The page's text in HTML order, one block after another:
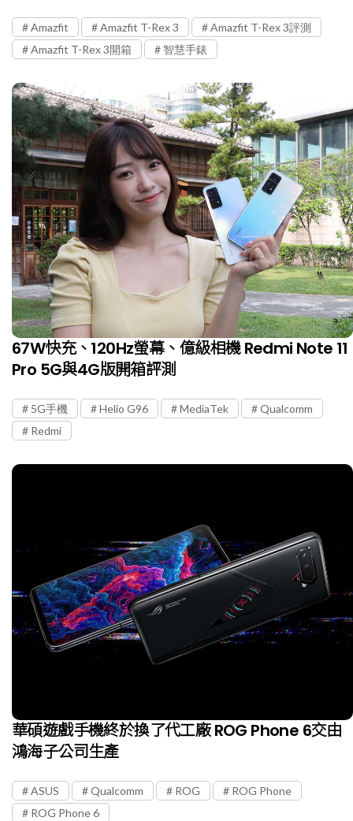
Amazfit Amazfit T-Rex 3
Amazfit T-Rex 3評測
Amazfit T-Rex 3開箱
智慧手錶
67W快充、120Hz螢幕、億級相機 Redmi Note 11
Pro 5G與4G版開箱評測
5G手機 Helio G96 MediaTek
Qualcomm
Redmi
華碩遊戲手機終於換了代工廠 ROG Phone 6交由
鴻海子公司生產
ASUS Qualcomm ROG
ROG Phone
ROG Phone 6